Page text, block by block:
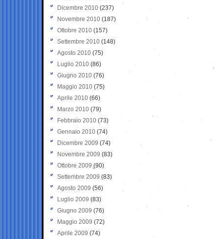
Dicembre 2010 (237)
Novembre 2010 (187)
Ottobre 2010 (157)
Settembre 2010 (148)
Agosto 2010 (75)
Luglio 2010 (86)
Giugno 2010 (76)
Maggio 2010 (75)
Aprile 2010 (66)
Marzo 2010 (79)
Febbraio 2010 (73)
Gennaio 2010 (74)
Dicembre 2009 (74)
Novembre 2009 (83)
Ottobre 2009 (90)
Settembre 2009 (83)
Agosto 2009 (56)
Luglio 2009 (83)
Giugno 2009 (76)
Maggio 2009 (72)
Aprile 2009 (74)